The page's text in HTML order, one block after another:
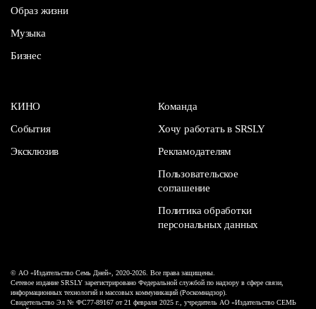
Образ жизни
Музыка
Бизнес
КИНО
События
Эксклюзив
Команда
Хочу работать в SRSLY
Рекламодателям
Пользовательское
соглашение
Политика обработки
персональных данных
© АО «Издательство Семь Дней», 2020-2026. Все права защищены.
Сетевое издание SRSLY зарегистрировано Федеральной службой по надзору в сфере связи,
информационных технологий и массовых коммуникаций (Роскомнадзор).
Свидетельство Эл № ФС77-89167 от 21 февраля 2025 г., учредитель АО «Издательство СЕМЬ